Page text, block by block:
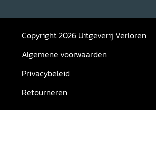
Copyright 2026 Uitgeverij Verloren
Algemene voorwaarden
Privacybeleid
Retourneren